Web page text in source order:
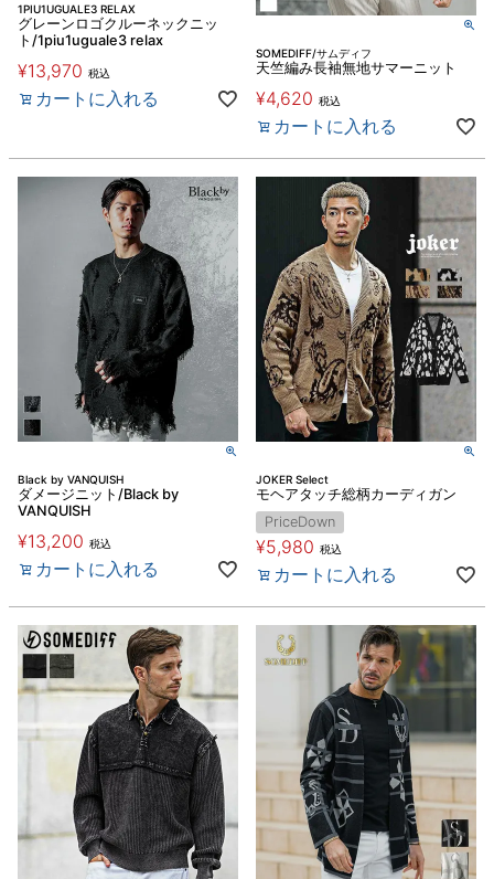
1PIU1UGUALE3 RELAX
グレーンロゴクルーネックニッ
ト/1piu1uguale3 relax
¥13,970 税込
カートに入れる
SOMEDIFF/サムディフ
天竺編み長袖無地サマーニット
¥4,620 税込
カートに入れる
Black by VANQUISH
ダメージニット/Black by
VANQUISH
¥13,200 税込
カートに入れる
JOKER Select
モヘアタッチ総柄カーディガン
PriceDown
¥5,980 税込
カートに入れる